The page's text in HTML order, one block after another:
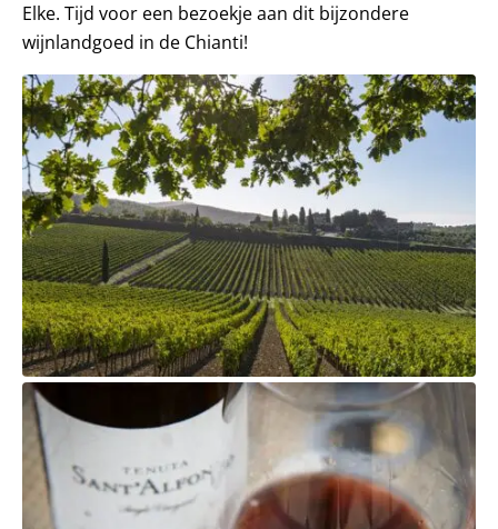
Elke. Tijd voor een bezoekje aan dit bijzondere
wijnlandgoed in de Chianti!